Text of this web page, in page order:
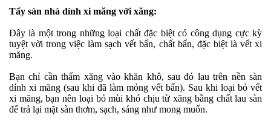
Tẩy sàn nhà dính xi măng với xăng:
Đây là một trong những loại chất đặc biệt có công dụng cực kỳ
tuyệt vời trong việc làm sạch vết bẩn, chất bẩn, đặc biệt là vết xi
măng.
Bạn chỉ cần thấm xăng vào khăn khô, sau đó lau trên nền sàn
dính xi măng (sau khi đã làm mỏng vết bẩn). Sau khi loại bỏ vết
xi măng, bạn nên loại bỏ mùi khó chịu từ xăng bằng chất lau sàn
để trả lại mặt sàn thơm, sạch, sáng như mong muốn.